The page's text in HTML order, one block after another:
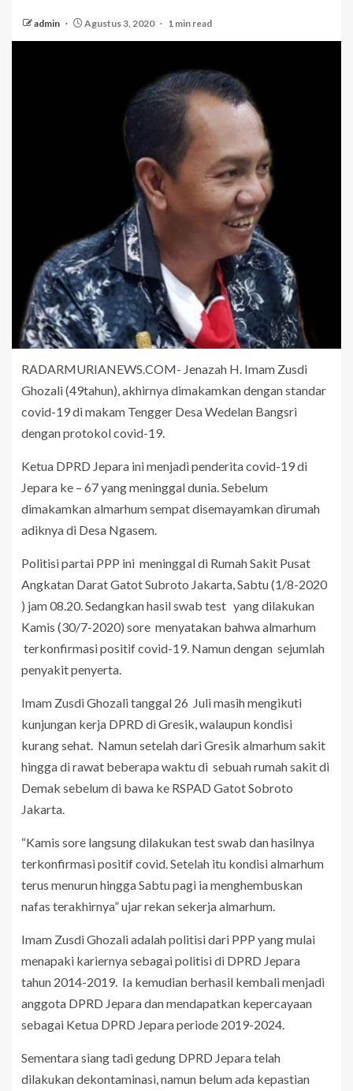
admin Agustus 3, 2020 1 min read
RADARMURIANEWS.COM- Jenazah H. Imam Zusdi
Ghozali (49tahun), akhirnya dimakamkan dengan standar
covid-19 di makam Tengger Desa Wedelan Bangsri
dengan protokol covid-19.
Ketua DPRD Jepara ini menjadi penderita covid-19 di
Jepara ke – 67 yang meninggal dunia. Sebelum
dimakamkan almarhum sempat disemayamkan dirumah
adiknya di Desa Ngasem.
Politisi partai PPP ini meninggal di Rumah Sakit Pusat
Angkatan Darat Gatot Subroto Jakarta, Sabtu (1/8-2020
) jam 08.20. Sedangkan hasil swab test yang dilakukan
Kamis (30/7-2020) sore menyatakan bahwa almarhum
terkonfirmasi positif covid-19. Namun dengan sejumlah
penyakit penyerta.
Imam Zusdi Ghozali tanggal 26 Juli masih mengikuti
kunjungan kerja DPRD di Gresik, walaupun kondisi
kurang sehat. Namun setelah dari Gresik almarhum sakit
hingga di rawat beberapa waktu di sebuah rumah sakit di
Demak sebelum di bawa ke RSPAD Gatot Sobroto
Jakarta.
“Kamis sore langsung dilakukan test swab dan hasilnya
terkonfirmasi positif covid. Setelah itu kondisi almarhum
terus menurun hingga Sabtu pagi ia menghembuskan
nafas terakhirnya” ujar rekan sekerja almarhum.
Imam Zusdi Ghozali adalah politisi dari PPP yang mulai
menapaki kariernya sebagai politisi di DPRD Jepara
tahun 2014-2019. Ia kemudian berhasil kembali menjadi
anggota DPRD Jepara dan mendapatkan kepercayaan
sebagai Ketua DPRD Jepara periode 2019-2024.
Sementara siang tadi gedung DPRD Jepara telah
dilakukan dekontaminasi, namun belum ada kepastian